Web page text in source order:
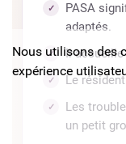
PASA
adaptés.
Il accueille
Le
Les
un petit
Nous utilisons des
expérience